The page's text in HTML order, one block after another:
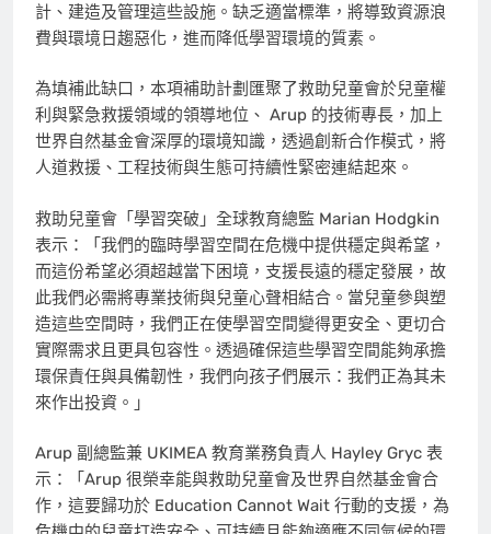
計、建造及管理這些設施。缺乏適當標準，將導致資源浪
費與環境日趨惡化，進而降低學習環境的質素。
為填補此缺口，本項補助計劃匯聚了救助兒童會於兒童權
利與緊急救援領域的領導地位、 Arup 的技術專長，加上
世界自然基金會深厚的環境知識，透過創新合作模式，將
人道救援、工程技術與生態可持續性緊密連結起來。
救助兒童會「學習突破」全球教育總監 Marian Hodgkin
表示：「我們的臨時學習空間在危機中提供穩定與希望，
而這份希望必須超越當下困境，支援長遠的穩定發展，故
此我們必需將專業技術與兒童心聲相結合。當兒童參與塑
造這些空間時，我們正在使學習空間變得更安全、更切合
實際需求且更具包容性。透過確保這些學習空間能夠承擔
環保責任與具備韌性，我們向孩子們展示：我們正為其未
來作出投資。」
Arup 副總監兼 UKIMEA 教育業務負責人 Hayley Gryc 表
示：「Arup 很榮幸能與救助兒童會及世界自然基金會合
作，這要歸功於 Education Cannot Wait 行動的支援，為